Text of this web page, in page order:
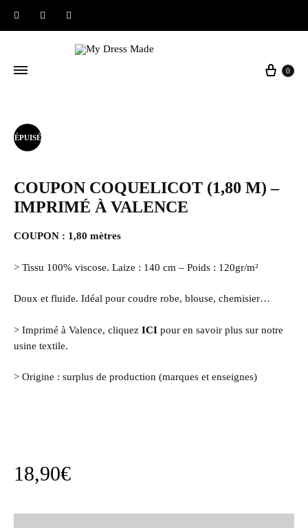
InstagramFacebook
Panier
0
ÉPUISÉ
COUPON COQUELICOT (1,80 M) –
IMPRIMÉ À VALENCE
COUPON : 1,80 mètres
> Tissu 100% viscose. Laize : 140 cm – Poids : 120gr/m²
Doux et fluide. Idéal pour coudre robe, blouse, chemisier…
> Imprimé à Valence, cliquez ICI pour en savoir plus sur notre
usine textile.
> Origine : surplus de production (marques et enseignes)
18,90€